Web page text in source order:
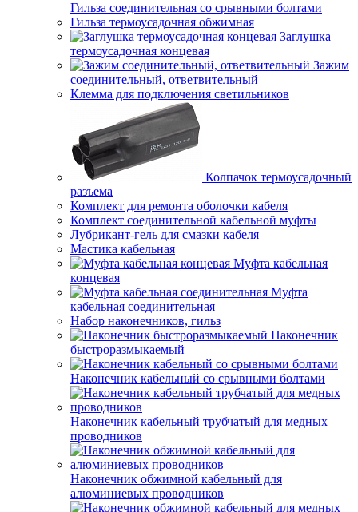
Гильза соединительная со срывными болтами
Гильза термоусадочная обжимная
Заглушка
термоусадочная концевая
Зажим
соединительный, ответвительный
Клемма для подключения светильников
Колпачок термоусадочный
разъема
Комплект для ремонта оболочки кабеля
Комплект соединительной кабельной муфты
Лубрикант-гель для смазки кабеля
Мастика кабельная
Муфта кабельная
концевая
Муфта
кабельная соединительная
Набор наконечников, гильз
Наконечник
быстроразмыкаемый
Наконечник кабельный со срывными болтами
Наконечник кабельный трубчатый для медных
проводников
Наконечник обжимной кабельный для
алюминиевых проводников